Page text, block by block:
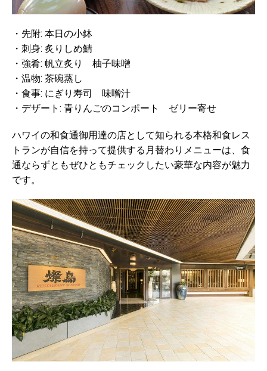
・先附: 本日の小鉢
・刺身: 炙りしめ鯖
・強肴: 帆立炙り 柚子味噌
・温物: 茶碗蒸し
・食事: にぎり寿司 味噌汁
・デザート: 青りんごのコンポート ゼリー寄せ
ハワイの和食通御用達の店として知られる本格和食レス
トランが自信を持って提供する月替わりメニューは、食
通ならずともぜひともチェックしたい豪華な内容が魅力
です。